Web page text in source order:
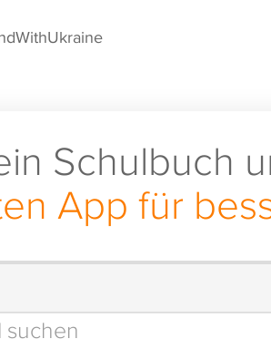
Schulbuch
App für